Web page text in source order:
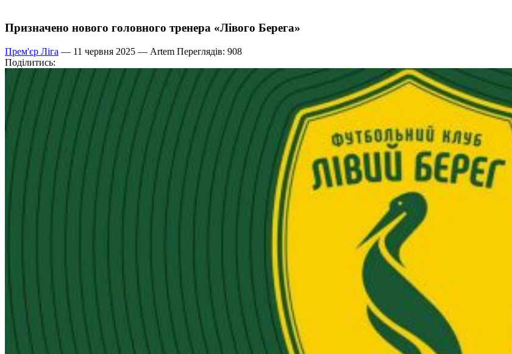
Призначено нового головного тренера «Лівого Берега»
Прем'єр Ліга — 11 червня 2025 — Artem Переглядів: 908
Поділитись: